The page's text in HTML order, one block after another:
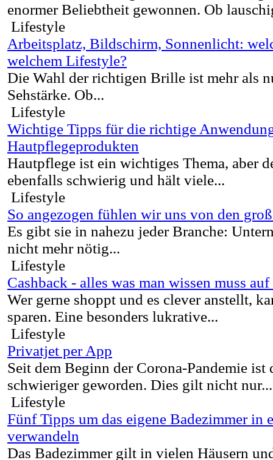
enormer Beliebtheit gewonnen. Ob
Lifestyle
Arbeitsplatz, Bildschirm, Sonnenlicht:
welchem Lifestyle?
Die Wahl der richtigen Brille ist mehr als
Sehstärke. Ob...
Lifestyle
Wichtige Tipps für die richtige
Hautpflegeprodukten
Hautpflege ist ein wichtiges Thema, aber
ebenfalls schwierig und hält viele...
Lifestyle
So angezogen fühlen wir uns von den
Es gibt sie in nahezu jeder Branche:
nicht mehr nötig...
Lifestyle
Cashback - alles was man wissen muss
Wer gerne shoppt und es clever anstellt,
sparen. Eine besonders lukrative...
Lifestyle
Privatjet per App
Seit dem Beginn der Corona-Pandemie ist
schwieriger geworden. Dies gilt nicht nur...
Lifestyle
Fünf Tipps um das eigene Badezimmer in
verwandeln
Das Badezimmer gilt in vielen Häusern